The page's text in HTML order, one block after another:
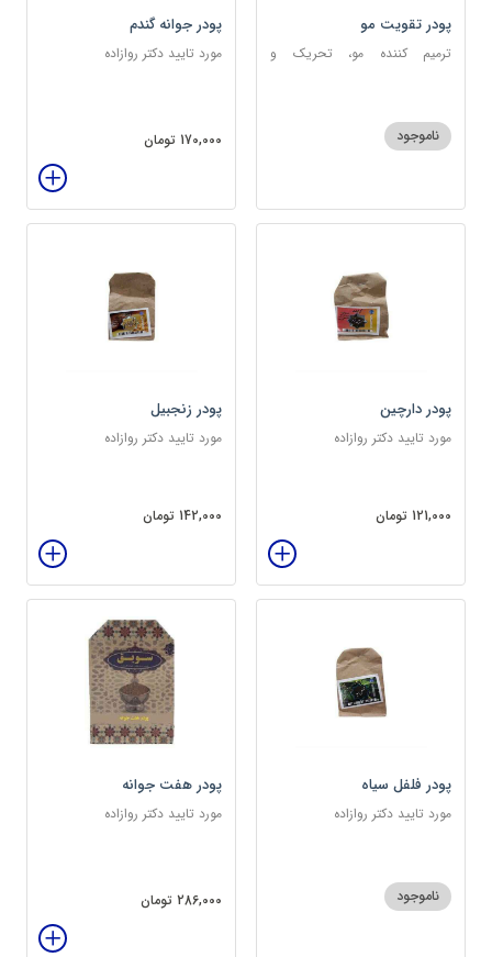
پودر تقویت مو
ترمیم کننده مو، تحریک و
ناموجود
پودر جوانه گندم
مورد تایید دکتر روازاده
170,000 تومان
پودر دارچین
مورد تایید دکتر روازاده
121,000 تومان
پودر زنجبیل
مورد تایید دکتر روازاده
142,000 تومان
پودر فلفل سیاه
مورد تایید دکتر روازاده
ناموجود
پودر هفت جوانه
مورد تایید دکتر روازاده
286,000 تومان